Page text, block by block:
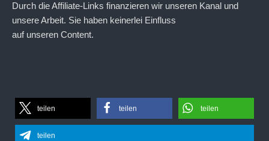
Durch die Affiliate-Links finanzieren wir unseren Kanal und
unsere Arbeit. Sie haben keinerlei Einfluss
auf unseren Content.
teilen teilen teilen
teilen